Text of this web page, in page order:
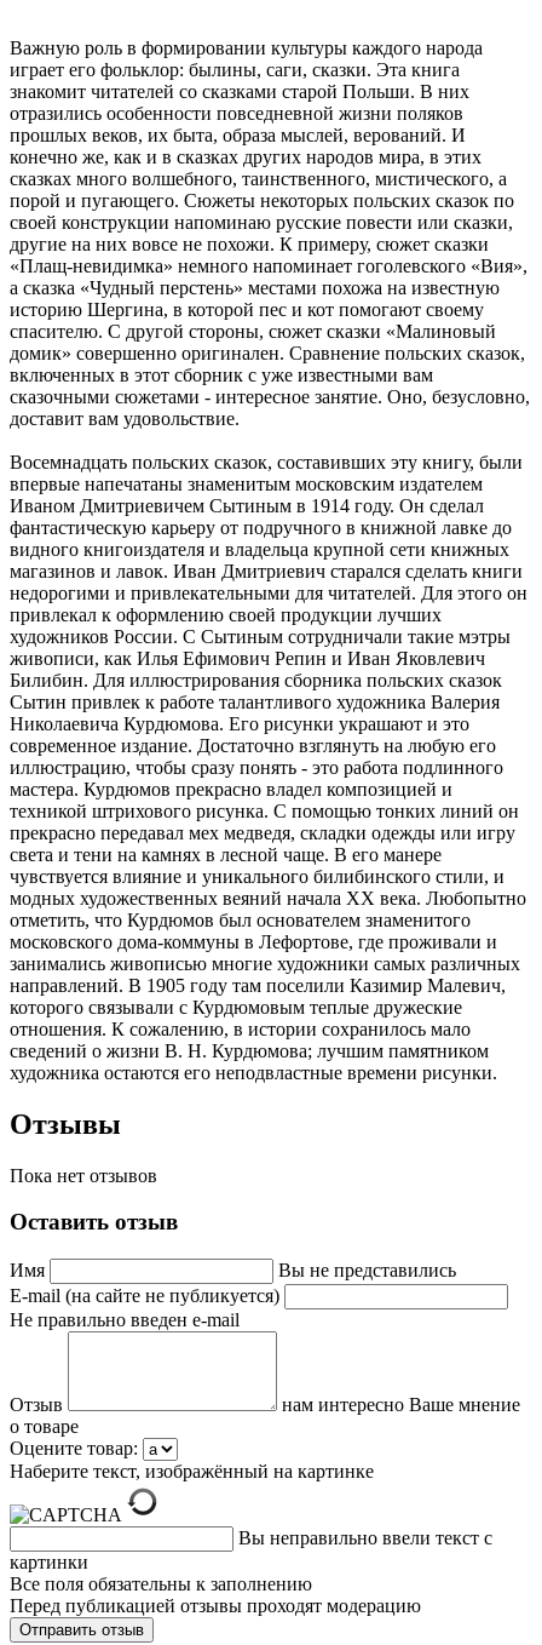
Важную роль в формировании культуры каждого народа
играет его фольклор: былины, саги, сказки. Эта книга
знакомит читателей со сказками старой Польши. В них
отразились особенности повседневной жизни поляков
прошлых веков, их быта, образа мыслей, верований. И
конечно же, как и в сказках других народов мира, в этих
сказках много волшебного, таинственного, мистического, а
порой и пугающего. Сюжеты некоторых польских сказок по
своей конструкции напоминаю русские повести или сказки,
другие на них вовсе не похожи. К примеру, сюжет сказки
«Плащ-невидимка» немного напоминает гоголевского «Вия»,
а сказка «Чудный перстень» местами похожа на известную
историю Шергина, в которой пес и кот помогают своему
спасителю. С другой стороны, сюжет сказки «Малиновый
домик» совершенно оригинален. Сравнение польских сказок,
включенных в этот сборник с уже известными вам
сказочными сюжетами - интересное занятие. Оно, безусловно,
доставит вам удовольствие.
Восемнадцать польских сказок, составивших эту книгу, были
впервые напечатаны знаменитым московским издателем
Иваном Дмитриевичем Сытиным в 1914 году. Он сделал
фантастическую карьеру от подручного в книжной лавке до
видного книгоиздателя и владельца крупной сети книжных
магазинов и лавок. Иван Дмитриевич старался сделать книги
недорогими и привлекательными для читателей. Для этого он
привлекал к оформлению своей продукции лучших
художников России. С Сытиным сотрудничали такие мэтры
живописи, как Илья Ефимович Репин и Иван Яковлевич
Билибин. Для иллюстрирования сборника польских сказок
Сытин привлек к работе талантливого художника Валерия
Николаевича Курдюмова. Его рисунки украшают и это
современное издание. Достаточно взглянуть на любую его
иллюстрацию, чтобы сразу понять - это работа подлинного
мастера. Курдюмов прекрасно владел композицией и
техникой штрихового рисунка. С помощью тонких линий он
прекрасно передавал мех медведя, складки одежды или игру
света и тени на камнях в лесной чаще. В его манере
чувствуется влияние и уникального билибинского стили, и
модных художественных веяний начала ХХ века. Любопытно
отметить, что Курдюмов был основателем знаменитого
московского дома-коммуны в Лефортове, где проживали и
занимались живописью многие художники самых различных
направлений. В 1905 году там поселили Казимир Малевич,
которого связывали с Курдюмовым теплые дружеские
отношения. К сожалению, в истории сохранилось мало
сведений о жизни В. Н. Курдюмова; лучшим памятником
художника остаются его неподвластные времени рисунки.
Отзывы
Пока нет отзывов
Оставить отзыв
Имя
Вы не представились
E-mail (на сайте не публикуется)
Не правильно введен e-mail
Отзыв
нам интересно Ваше мнение
о товаре
Оцените товар:
Наберите текст, изображённый на картинке
Вы неправильно ввели текст с
картинки
Все поля обязательны к заполнению
Перед публикацией отзывы проходят модерацию